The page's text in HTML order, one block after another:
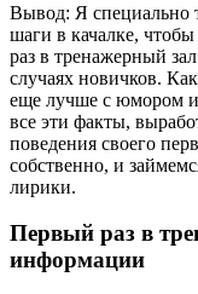
Вывод: Я специально
шаги в качалке,
раз в тренажерный
случаях новичков.
еще лучше с юмором
все эти факты,
поведения своего
собственно, и
лирики.
Первый раз в
информации